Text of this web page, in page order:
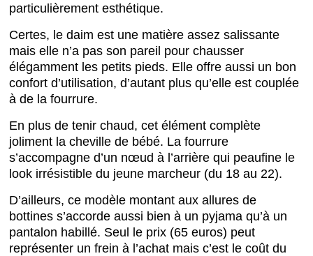
particulièrement esthétique.
Certes, le daim est une matière assez salissante
mais elle n’a pas son pareil pour chausser
élégamment les petits pieds. Elle offre aussi un bon
confort d’utilisation, d’autant plus qu’elle est couplée
à de la fourrure.
En plus de tenir chaud, cet élément complète
joliment la cheville de bébé. La fourrure
s’accompagne d’un nœud à l’arrière qui peaufine le
look irrésistible du jeune marcheur (du 18 au 22).
D’ailleurs, ce modèle montant aux allures de
bottines s’accorde aussi bien à un pyjama qu’à un
pantalon habillé. Seul le prix (65 euros) peut
représenter un frein à l’achat mais c’est le coût du